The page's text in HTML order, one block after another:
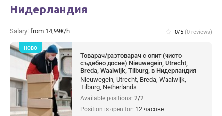
Нидерландия
Salary: from 14,99€/h star_border 0/5 (0 reviews)
Товарач/разтоварач с опит (чисто
съдебно досие) Nieuwegein, Utrecht,
Breda, Waalwijk, Tilburg, в Нидерландия
Nieuwegein, Utrecht, Breda, Waalwijk,
Tilburg, Netherlands
Available positions: 2/2
Position is open for: 12 часове
НОВО